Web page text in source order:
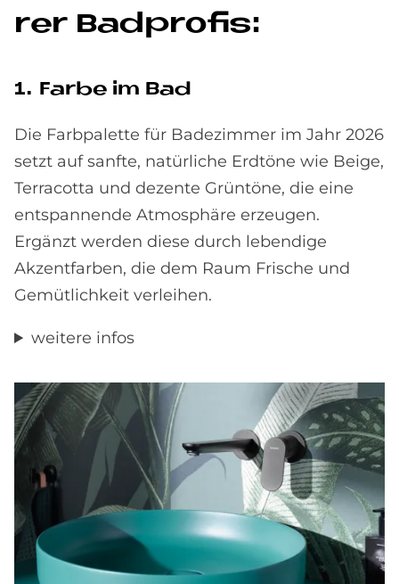
rer Bad­pro­fis:
1. Far­be im Bad
Die Farbpalette für Badezimmer im Jahr 2026
setzt auf sanfte, natürliche Erdtöne wie Beige,
Terracotta und dezente Grüntöne, die eine
entspannende Atmosphäre erzeugen.
Ergänzt werden diese durch lebendige
Akzentfarben, die dem Raum Frische und
Gemütlichkeit verleihen.
weitere infos